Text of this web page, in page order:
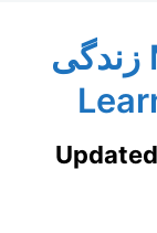
زندگی Meaning in Farsi –